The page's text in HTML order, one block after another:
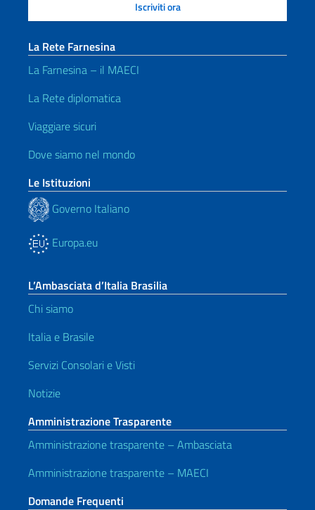
La Rete Farnesina
La Farnesina – il MAECI
La Rete diplomatica
Viaggiare sicuri
Dove siamo nel mondo
Le Istituzioni
Governo Italiano
Europa.eu
L’Ambasciata d’Italia Brasilia
Chi siamo
Italia e Brasile
Servizi Consolari e Visti
Notizie
Amministrazione Trasparente
Amministrazione trasparente – Ambasciata
Amministrazione trasparente – MAECI
Domande Frequenti